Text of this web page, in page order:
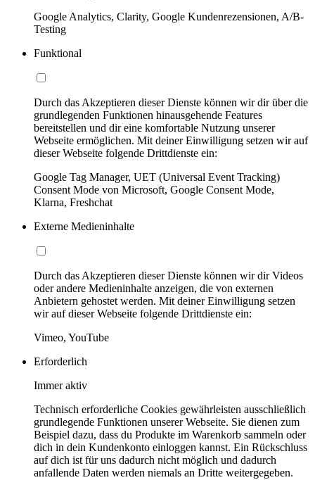
Google Analytics, Clarity, Google Kundenrezensionen, A/B-
Testing
Funktional
Durch das Akzeptieren dieser Dienste können wir dir über die
grundlegenden Funktionen hinausgehende Features
bereitstellen und dir eine komfortable Nutzung unserer
Webseite ermöglichen. Mit deiner Einwilligung setzen wir auf
dieser Webseite folgende Drittdienste ein:
Google Tag Manager, UET (Universal Event Tracking)
Consent Mode von Microsoft, Google Consent Mode,
Klarna, Freshchat
Externe Medieninhalte
Durch das Akzeptieren dieser Dienste können wir dir Videos
oder andere Medieninhalte anzeigen, die von externen
Anbietern gehostet werden. Mit deiner Einwilligung setzen
wir auf dieser Webseite folgende Drittdienste ein:
Vimeo, YouTube
Erforderlich
Immer aktiv
Technisch erforderliche Cookies gewährleisten ausschließlich
grundlegende Funktionen unserer Webseite. Sie dienen zum
Beispiel dazu, dass du Produkte im Warenkorb sammeln oder
dich in dein Kundenkonto einloggen kannst. Ein Rückschluss
auf dich ist für uns dadurch nicht möglich und dadurch
anfallende Daten werden niemals an Dritte weitergegeben.